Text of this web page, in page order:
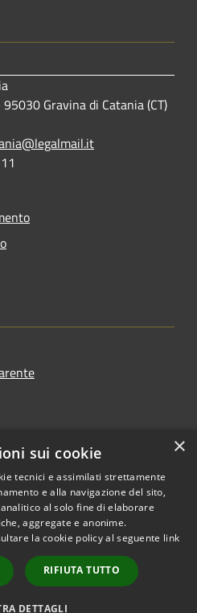
Gravina di Catania (CT)
Copyright © 2026 • Comune di
Gravina di Catania • Powered
byMunicipium
Accesso
redazione
×
sui cookie
tecnici e assimilati strettamente
e alla navigazione del sito,
al solo fine di elaborare
aggregate e anonime.
la cookie policy al seguente link
RIFIUTA TUTTO
DETTAGLI